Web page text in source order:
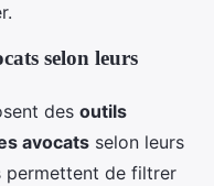
selon leurs
des outils
avocats selon leurs
permettent de filtrer